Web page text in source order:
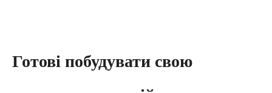
Готові побудувати свою